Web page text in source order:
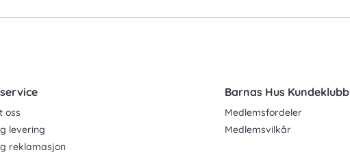
oss
levering
reklamasjon
Barnas Hus Kundeklubb
Medlemsfordeler
Medlemsvilkår